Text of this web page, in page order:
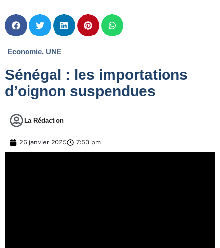
Economie, UNE
Sénégal : les importations
d’oignon suspendues
La Rédaction
26 janvier 2025 7:53 pm